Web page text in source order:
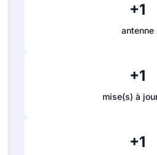
+1
antenne
+1
mise(s) à
+1